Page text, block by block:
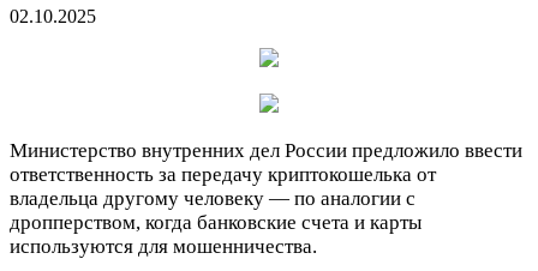
02.10.2025
Министерство внутренних дел России предложило ввести
ответственность за передачу криптокошелька от
владельца другому человеку — по аналогии с
дропперством, когда банковские счета и карты
используются для мошенничества.